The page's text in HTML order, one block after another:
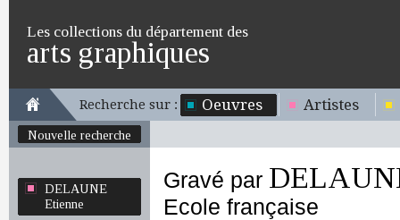
Les collections du département des
arts graphiques
Recherche sur : Oeuvres Artistes
Nouvelle recherche
DELAUNE
Etienne
Gravé par
Ecole française